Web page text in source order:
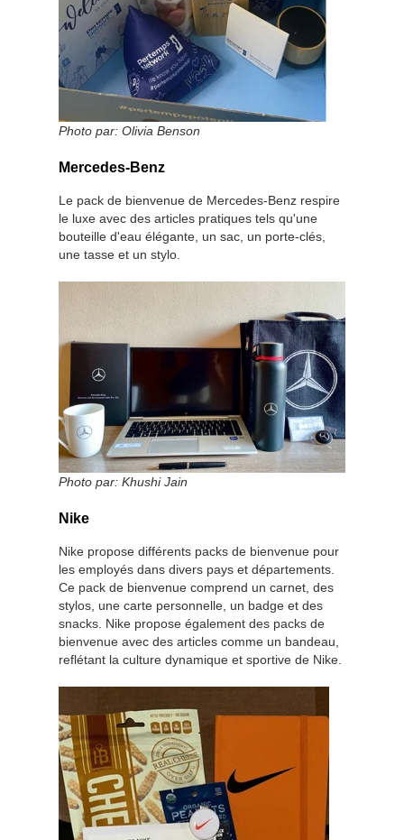
Photo par: Olivia Benson
Mercedes-Benz
Le pack de bienvenue de Mercedes-Benz respire
le luxe avec des articles pratiques tels qu'une
bouteille d'eau élégante, un sac, un porte-clés,
une tasse et un stylo.
Photo par: Khushi Jain
Nike
Nike propose différents packs de bienvenue pour
les employés dans divers pays et départements.
Ce pack de bienvenue comprend un carnet, des
stylos, une carte personnelle, un badge et des
snacks. Nike propose également des packs de
bienvenue avec des articles comme un bandeau,
reflétant la culture dynamique et sportive de Nike.